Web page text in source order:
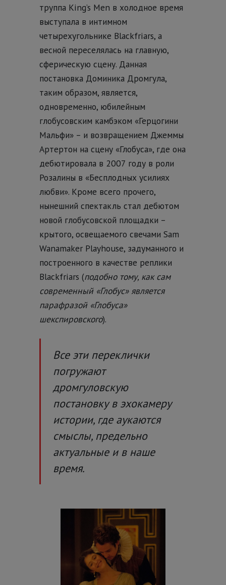
труппа King’s Men в холодное время
выступала в интимном
четырехугольнике Blackfriars, а
весной переселялась на главную,
сферическую сцену. Данная
постановка Доминика Дромгула,
таким образом, является,
одновременно, юбилейным
глобусовским камбэком «Герцогини
Мальфи» – и возвращением Джеммы
Артертон на сцену «Глобуса», где она
дебютировала в 2007 году в роли
Розалины в «Бесплодных усилиях
любви». Кроме всего прочего,
нынешний спектакль стал дебютом
новой глобусовской площадки –
крытого, освещаемого свечами Sam
Wanamaker Playhouse, задуманного и
построенного в качестве реплики
Blackfriars (подобно тому, как сам
современный «Глобус» является
парафразой «Глобуса»
шекспировского).
Все эти переклички
погружают
дромгуловскую
постановку в эхокамеру
истории, где аукаются
смыслы, предельно
актуальные и в наше
время.